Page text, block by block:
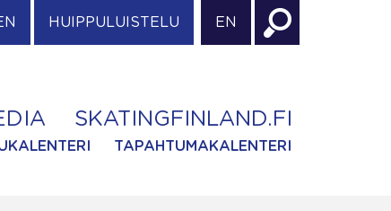
HUIPPULUISTELU EN
SKATINGFINLAND.FI
TAPAHTUMAKALENTERI